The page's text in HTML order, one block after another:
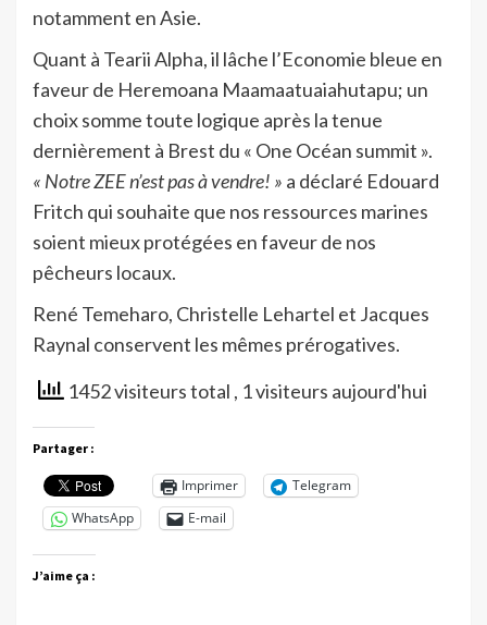
notamment en Asie.
Quant à Tearii Alpha, il lâche l’Economie bleue en
faveur de Heremoana Maamaatuaiahutapu; un
choix somme toute logique après la tenue
dernièrement à Brest du « One Océan summit ».
« Notre ZEE n’est pas à vendre! » a déclaré Edouard
Fritch qui souhaite que nos ressources marines
soient mieux protégées en faveur de nos
pêcheurs locaux.
René Temeharo, Christelle Lehartel et Jacques
Raynal conservent les mêmes prérogatives.
1452 visiteurs total , 1 visiteurs aujourd'hui
Partager :
Imprimer
Telegram
WhatsApp
E-mail
J’aime ça :